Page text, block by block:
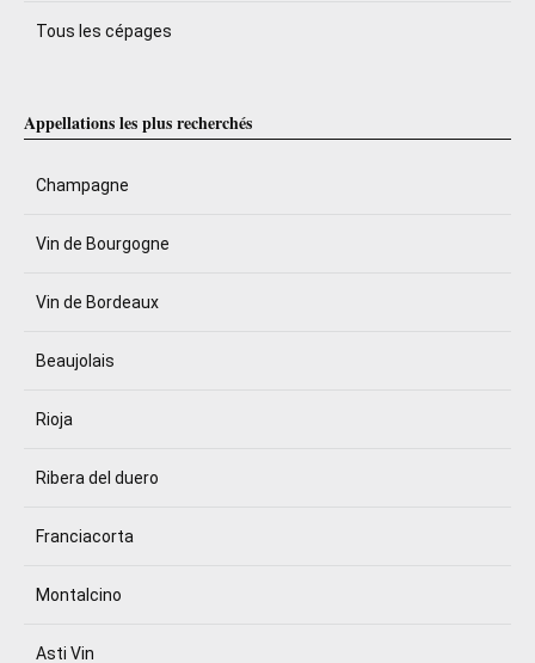
Tous les cépages
Appellations les plus recherchés
Champagne
Vin de Bourgogne
Vin de Bordeaux
Beaujolais
Rioja
Ribera del duero
Franciacorta
Montalcino
Asti Vin